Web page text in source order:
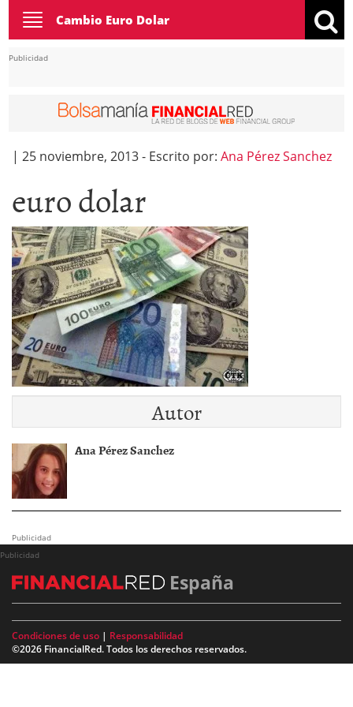
Toggle
navigation
Cambio Euro Dolar
Publicidad
| 25 noviembre, 2013- Escrito por: Ana Pérez Sanchez
euro dolar
Autor
Ana Pérez Sanchez
Publicidad
Publicidad
España
Condiciones de uso | Responsabilidad
©2026 FinancialRed. Todos los derechos reservados.